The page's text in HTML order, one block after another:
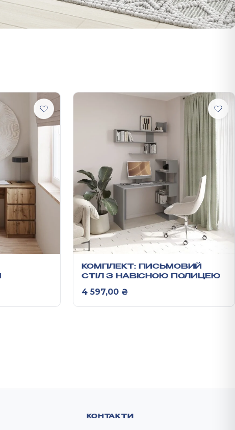
КОМПЛЕКТ: ПИСЬМОВИЙ
СТІЛ З НАВІСНОЮ ПОЛИЦЕЮ
4 597,00 ₴
КОНТАКТИ